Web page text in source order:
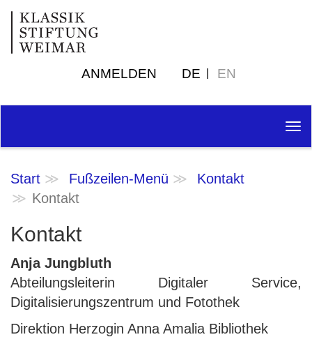
ANMELDEN DE EN
Start Fußzeilen-Menü
Kontakt
Kontakt
Kontakt
Anja Jungbluth
Abteilungsleiterin Digitaler Service,
Digitalisierungszentrum und Fotothek
Direktion Herzogin Anna Amalia Bibliothek